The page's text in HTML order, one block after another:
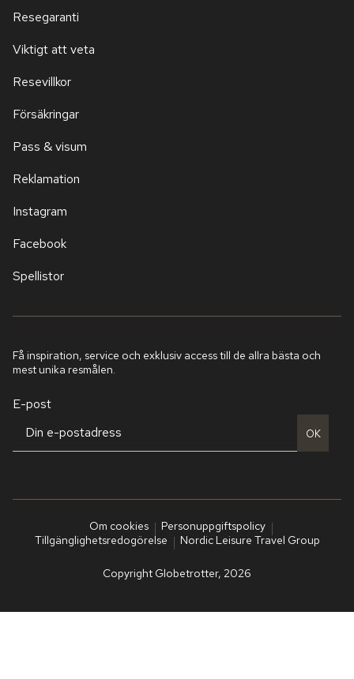
Resegaranti
Viktigt att veta
Resevillkor
Försäkringar
Pass & visum
Reklamation
Instagram
Facebook
Spellistor
Få inspiration, service och exklusiv access till de allra bästa och
mest unika resmålen.
E-post
OK
Om cookies
Personuppgiftspolicy
Tillgänglighetsredogörelse
Nordic Leisure Travel Group
Copyright Globetrotter, 2026